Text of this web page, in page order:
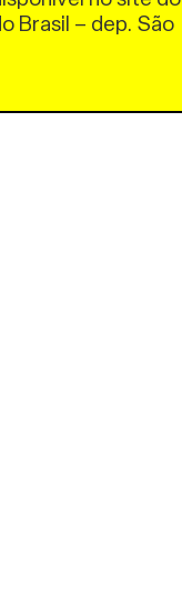
Brasil – dep. São